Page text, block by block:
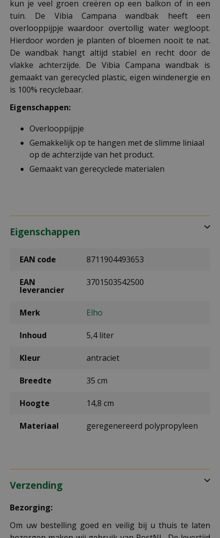
kun je veel groen creëren op een balkon of in een
tuin. De Vibia Campana wandbak heeft een
overlooppijpje waardoor overtollig water wegloopt.
Hierdoor worden je planten of bloemen nooit te nat.
De wandbak hangt altijd stabiel en recht door de
vlakke achterzijde. De Vibia Campana wandbak is
gemaakt van gerecycled plastic, eigen windenergie en
is 100% recyclebaar.
Eigenschappen:
Overlooppijpje
Gemakkelijk op te hangen met de slimme liniaal
op de achterzijde van het product.
Gemaakt van gerecyclede materialen
Eigenschappen
EAN code 8711904493653
EAN
leverancier
3701503542500
Merk Elho
Inhoud 5,4 liter
Kleur antraciet
Breedte 35 cm
Hoogte 14,8 cm
Materiaal geregenereerd polypropyleen
Verzending
Bezorging:
Om uw bestelling goed en veilig bij u thuis te laten